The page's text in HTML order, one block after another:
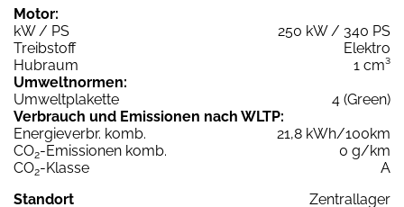
Motor:
kW / PS
250 kW / 340 PS
Treibstoff
Elektro
Hubraum
1 cm³
Umweltnormen:
Umweltplakette
4 (Green)
Verbrauch und Emissionen nach WLTP:
Energieverbr. komb.
21,8 kWh/100km
CO2-Emissionen komb.
0 g/km
CO2-Klasse
A
Standort
Zentrallager